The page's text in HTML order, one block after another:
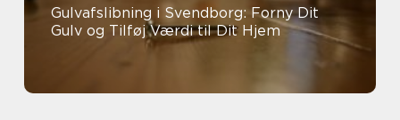
Gulvafslibning i Svendborg: Forny Dit
Gulv og Tilføj Værdi til Dit Hjem